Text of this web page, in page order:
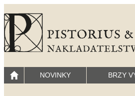
NOVINKY BRZY